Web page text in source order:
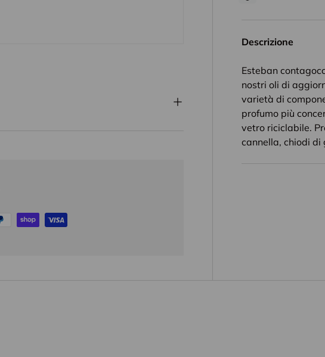
Descrizione
Esteban
nostri oli di
varietà di
profumo più
vetro riciclabile.
cannella, chiodi di